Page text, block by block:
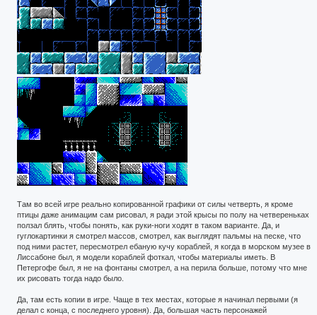
Там во всей игре реально копированной графики от силы четверть, я кроме
птицы даже анимацим сам рисовал, я ради этой крысы по полу на четвереньках
ползал блять, чтобы понять, как руки-ноги ходят в таком варианте. Да, и
гуглокартинки я смотрел массов, смотрел, как выглядят пальмы на песке, что
под ними растет, пересмотрел ебаную кучу кораблей, я когда в морском музее в
Лиссабоне был, я модели кораблей фоткал, чтобы материалы иметь. В
Петергофе был, я не на фонтаны смотрел, а на перила больше, потому что мне
их рисовать тогда надо было.
Да, там есть копии в игре. Чаще в тех местах, которые я начинал первыми (я
делал с конца, с последнего уровня). Да, большая часть персонажей